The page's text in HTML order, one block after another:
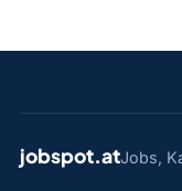
jobspot.atJobs,